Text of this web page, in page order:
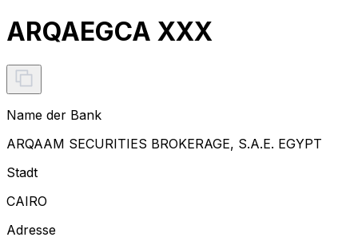
ARQAEGCA XXX
Name der Bank
ARQAAM SECURITIES BROKERAGE, S.A.E. EGYPT
Stadt
CAIRO
Adresse